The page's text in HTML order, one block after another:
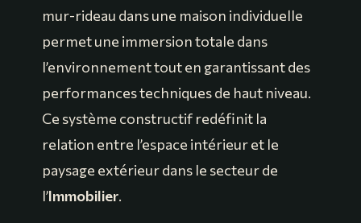
mur-rideau dans une maison individuelle
permet une immersion totale dans
l’environnement tout en garantissant des
performances techniques de haut niveau.
Ce système constructif redéfinit la
relation entre l’espace intérieur et le
paysage extérieur dans le secteur de
l’Immobilier.